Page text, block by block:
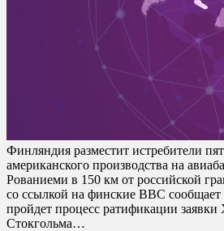
Финляндия разместит истребители
американского производства на
Рованиеми в 150 км от российской
со ссылкой на финские ВВС
пройдет процесс ратификации заявки
Стокгольма…